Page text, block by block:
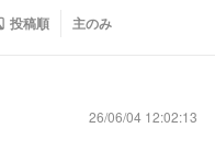
投稿順 主のみ
26/06/04 12:02:13